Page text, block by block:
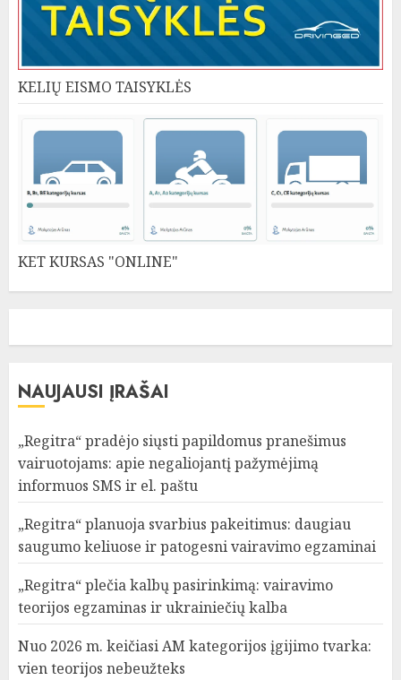
KELIŲ EISMO TAISYKLĖS
KET KURSAS "ONLINE"
NAUJAUSI ĮRAŠAI
„Regitra“ pradėjo siųsti papildomus pranešimus
vairuotojams: apie negaliojantį pažymėjimą
informuos SMS ir el. paštu
„Regitra“ planuoja svarbius pakeitimus: daugiau
saugumo keliuose ir patogesni vairavimo egzaminai
„Regitra“ plečia kalbų pasirinkimą: vairavimo
teorijos egzaminas ir ukrainiečių kalba
Nuo 2026 m. keičiasi AM kategorijos įgijimo tvarka:
vien teorijos nebeužteks